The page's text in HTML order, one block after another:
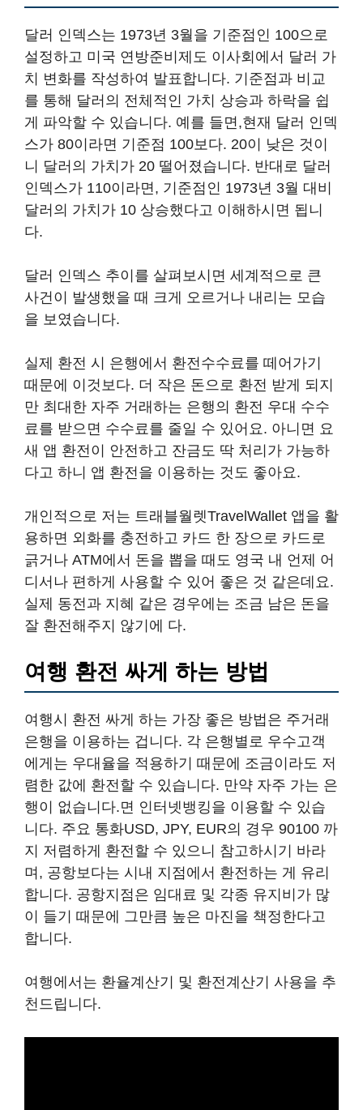
달러 인덱스는 1973년 3월을 기준점인 100으로
설정하고 미국 연방준비제도 이사회에서 달러 가
치 변화를 작성하여 발표합니다. 기준점과 비교
를 통해 달러의 전체적인 가치 상승과 하락을 쉽
게 파악할 수 있습니다. 예를 들면,현재 달러 인덱
스가 80이라면 기준점 100보다. 20이 낮은 것이
니 달러의 가치가 20 떨어졌습니다. 반대로 달러
인덱스가 110이라면, 기준점인 1973년 3월 대비
달러의 가치가 10 상승했다고 이해하시면 됩니
다.
달러 인덱스 추이를 살펴보시면 세계적으로 큰
사건이 발생했을 때 크게 오르거나 내리는 모습
을 보였습니다.
실제 환전 시 은행에서 환전수수료를 떼어가기
때문에 이것보다. 더 작은 돈으로 환전 받게 되지
만 최대한 자주 거래하는 은행의 환전 우대 수수
료를 받으면 수수료를 줄일 수 있어요. 아니면 요
새 앱 환전이 안전하고 잔금도 딱 처리가 가능하
다고 하니 앱 환전을 이용하는 것도 좋아요.
개인적으로 저는 트래블월렛TravelWallet 앱을 활
용하면 외화를 충전하고 카드 한 장으로 카드로
긁거나 ATM에서 돈을 뽑을 때도 영국 내 언제 어
디서나 편하게 사용할 수 있어 좋은 것 같은데요.
실제 동전과 지혜 같은 경우에는 조금 남은 돈을
잘 환전해주지 않기에 다.
여행 환전 싸게 하는 방법
여행시 환전 싸게 하는 가장 좋은 방법은 주거래
은행을 이용하는 겁니다. 각 은행별로 우수고객
에게는 우대율을 적용하기 때문에 조금이라도 저
렴한 값에 환전할 수 있습니다. 만약 자주 가는 은
행이 없습니다.면 인터넷뱅킹을 이용할 수 있습
니다. 주요 통화USD, JPY, EUR의 경우 90100 까
지 저렴하게 환전할 수 있으니 참고하시기 바라
며, 공항보다는 시내 지점에서 환전하는 게 유리
합니다. 공항지점은 임대료 및 각종 유지비가 많
이 들기 때문에 그만큼 높은 마진을 책정한다고
합니다.
여행에서는 환율계산기 및 환전계산기 사용을 추
천드립니다.